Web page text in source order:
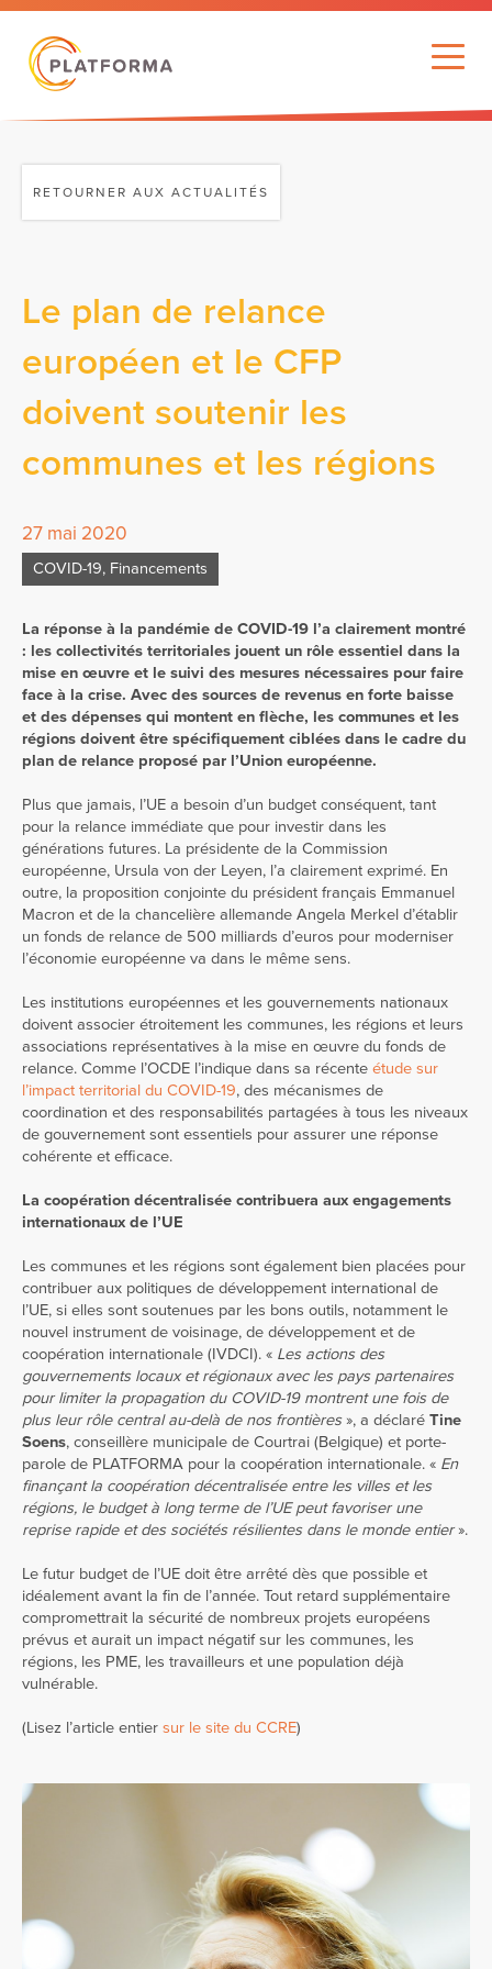
RETOURNER AUX ACTUALITÉS
Le plan de relance
européen et le CFP
doivent soutenir les
communes et les régions
27 mai 2020
COVID-19, Financements
La réponse à la pandémie de COVID-19 l’a clairement montré
: les collectivités territoriales jouent un rôle essentiel dans la
mise en œuvre et le suivi des mesures nécessaires pour faire
face à la crise. Avec des sources de revenus en forte baisse
et des dépenses qui montent en flèche, les communes et les
régions doivent être spécifiquement ciblées dans le cadre du
plan de relance proposé par l’Union européenne.
Plus que jamais, l’UE a besoin d’un budget conséquent, tant
pour la relance immédiate que pour investir dans les
générations futures. La présidente de la Commission
européenne, Ursula von der Leyen, l’a clairement exprimé. En
outre, la proposition conjointe du président français Emmanuel
Macron et de la chancelière allemande Angela Merkel d’établir
un fonds de relance de 500 milliards d’euros pour moderniser
l’économie européenne va dans le même sens.
Les institutions européennes et les gouvernements nationaux
doivent associer étroitement les communes, les régions et leurs
associations représentatives à la mise en œuvre du fonds de
relance. Comme l’OCDE l’indique dans sa récente étude sur
l’impact territorial du COVID-19, des mécanismes de
coordination et des responsabilités partagées à tous les niveaux
de gouvernement sont essentiels pour assurer une réponse
cohérente et efficace.
La coopération décentralisée contribuera aux engagements
internationaux de l’UE
Les communes et les régions sont également bien placées pour
contribuer aux politiques de développement international de
l’UE, si elles sont soutenues par les bons outils, notamment le
nouvel instrument de voisinage, de développement et de
coopération internationale (IVDCI). « Les actions des
gouvernements locaux et régionaux avec les pays partenaires
pour limiter la propagation du COVID-19 montrent une fois de
plus leur rôle central au-delà de nos frontières», a déclaré Tine
Soens, conseillère municipale de Courtrai (Belgique) et porte-
parole de PLATFORMA pour la coopération internationale. « En
finançant la coopération décentralisée entre les villes et les
régions, le budget à long terme de l’UE peut favoriser une
reprise rapide et des sociétés résilientes dans le monde entier».
Le futur budget de l’UE doit être arrêté dès que possible et
idéalement avant la fin de l’année. Tout retard supplémentaire
compromettrait la sécurité de nombreux projets européens
prévus et aurait un impact négatif sur les communes, les
régions, les PME, les travailleurs et une population déjà
vulnérable.
(Lisez l’article entier sur le site du CCRE)